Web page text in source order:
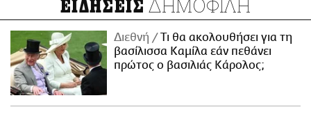
ΕΙΔΗΣΕΙΣ ΔΗΜΟΦΙΛΗ
Διεθνή
Τι θα ακολουθήσει για τη
βασίλισσα Καμίλα εάν πεθάνει
πρώτος ο βασιλιάς Κάρολος;